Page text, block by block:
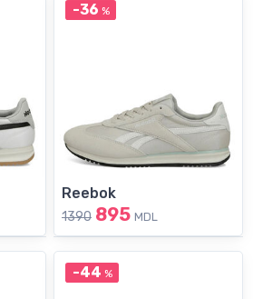
-36 %
Reebok
1390 895 MDL
-44 %